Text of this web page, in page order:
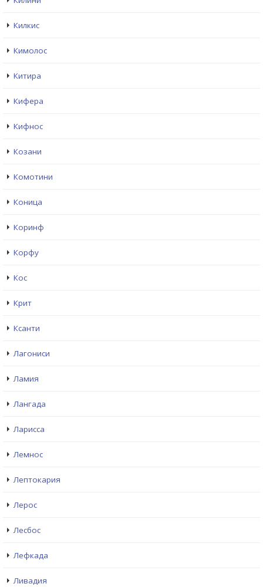
Килкис
Кимолос
Китира
Кифера
Кифнос
Козани
Комотини
Коница
Коринф
Корфу
Кос
Крит
Ксанти
Лагониси
Ламия
Лангада
Ларисса
Лемнос
Лептокария
Лерос
Лесбос
Лефкада
Ливадия